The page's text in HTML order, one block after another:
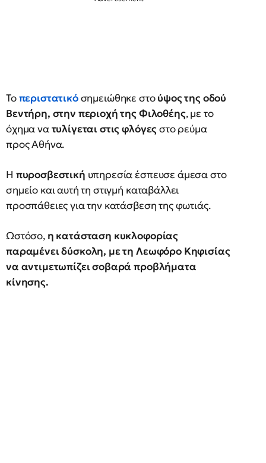
Τοπεριστατικόσημειώθηκε στούψος της οδού
Βεντήρη, στην περιοχή της Φιλοθέης, με το
όχημα νατυλίγεται στις φλόγεςστο ρεύμα
προς Αθήνα.
Η πυροσβεστική υπηρεσία έσπευσε άμεσα στο
σημείο και αυτή τη στιγμή καταβάλλει
προσπάθειες για την κατάσβεση της φωτιάς.
Ωστόσο, η κατάσταση κυκλοφορίας
παραμένει δύσκολη, με τη Λεωφόρο Κηφισίας
να αντιμετωπίζει σοβαρά προβλήματα
κίνησης.